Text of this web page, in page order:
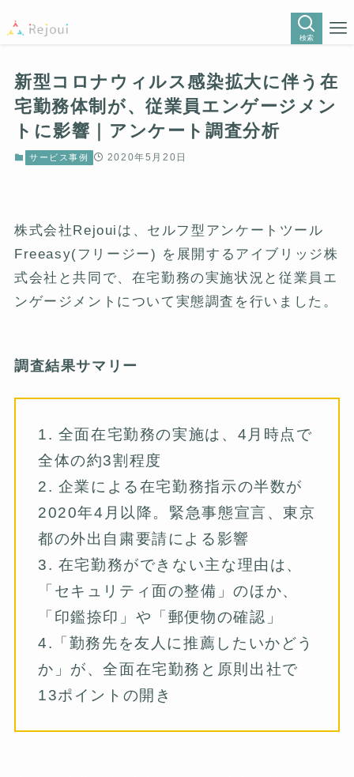
検索
新型コロナウィルス感染拡大に伴う在
宅勤務体制が、従業員エンゲージメン
トに影響｜アンケート調査分析
サービス事例 2020年5月20日
株式会社Rejouiは、セルフ型アンケートツール
Freeasy(フリージー) を展開するアイブリッジ株
式会社と共同で、在宅勤務の実施状況と従業員エ
ンゲージメントについて実態調査を行いました。
調査結果サマリー
1. 全面在宅勤務の実施は、4月時点で
全体の約3割程度
2. 企業による在宅勤務指示の半数が
2020年4月以降。緊急事態宣言、東京
都の外出自粛要請による影響
3. 在宅勤務ができない主な理由は、
「セキュリティ面の整備」のほか、
「印鑑捺印」や「郵便物の確認」
4.「勤務先を友人に推薦したいかどう
か」が、全面在宅勤務と原則出社で
13ポイントの開き